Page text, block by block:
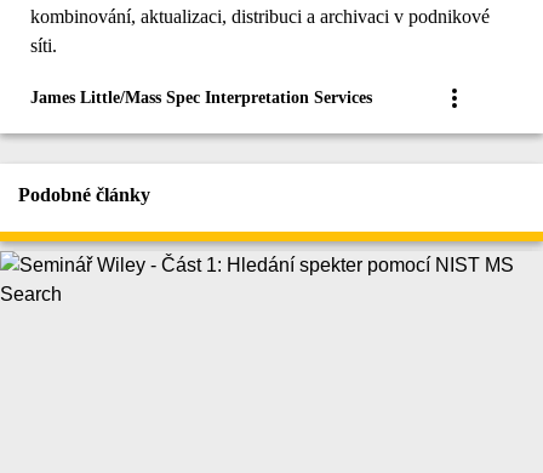
kombinování, aktualizaci, distribuci a archivaci v podnikové
síti.
James Little/Mass Spec Interpretation Services
Podobné články